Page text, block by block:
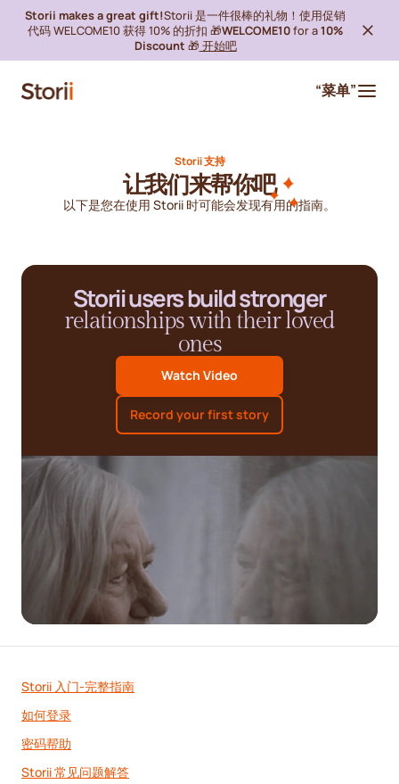
Storii makes a great gift!Storii 是一件很棒的礼物！使用促销
代码 WELCOME10 获得 10% 的折扣 🎁WELCOME10for a10%
Discount 🎁 开始吧
“菜单”
Storii 支持
让我们来帮你吧
以下是您在使用 Storii 时可能会发现有用的指南。
Storii users build stronger
relationships with their loved
ones
Watch Video
Record your first story
Storii 入门-完整指南
如何登录
密码帮助
Storii 常见问题解答